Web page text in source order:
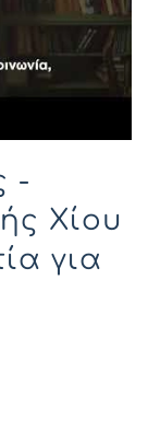
-
Χίου
για